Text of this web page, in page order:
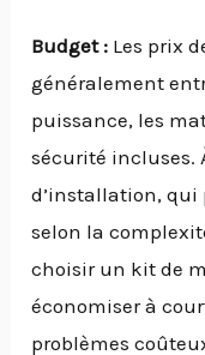
Budget : Les prix
généralement
puissance, les
sécurité incluses.
d’installation, qui
selon la
choisir un kit de
économiser à
problèmes